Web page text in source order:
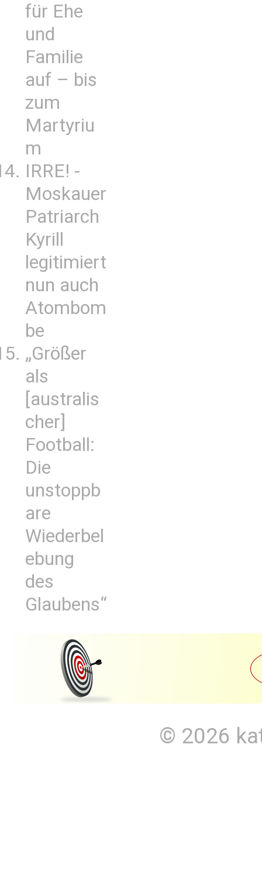
für Ehe
und
Familie
auf – bis
zum
Martyriu
m
IRRE! -
Moskauer
Patriarch
Kyrill
legitimiert
nun auch
Atombom
be
„Größer
als
[australis
cher]
Football:
Die
unstoppb
are
Wiederbel
ebung
des
Glaubens“
© 2026